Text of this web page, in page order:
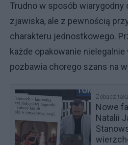
Trudno w sposób wiarygodny
zjawiska, ale z pewnością
charakteru jednostkowego.
każde opakowanie
pozbawia chorego szans na
Zobacz
Nowe
Natalii